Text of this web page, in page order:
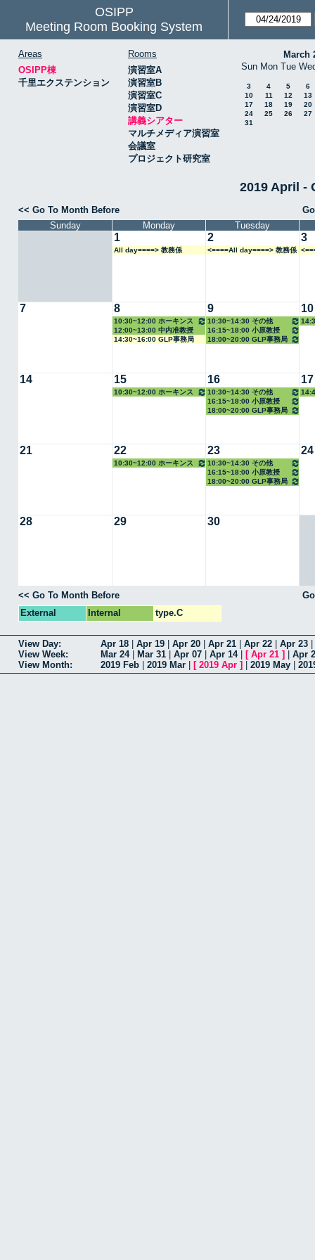
OSIPP
Meeting Room Booking System
Areas
OSIPP棟
千里エクステンション
Rooms
演習室A
演習室B
演習室C
演習室D
講義シアター
マルチメディア演習室
会議室
プロジェクト研究室
March
Sun Mon Tue
3 4 5
6
10
11 12
13
17
18 19
20
24
25 26
27
31
2019 April -
<< Go To Month Before
Sunday
Monday Tuesday
1
All day====> 教務係
2
<====All day====> 教務係
3
7 8
10:30~12:00 ホーキンス
准教授
12:00~13:00 中内准教授
14:30~16:00 GLP事務局
9
10:30~14:30 その他
16:15~18:00 小原教授
18:00~20:00 GLP事務局
10
14 15
10:30~12:00 ホーキンス
16
10:30~14:30 その他
16:15~18:00 小原教授
18:00~20:00 GLP事務局
17
21 22
10:30~12:00 ホーキンス
23
10:30~14:30 その他
16:15~18:00 小原教授
18:00~20:00 GLP事務局
24
28 29 30
<< Go To Month Before
External
Internal type.C
View Day: Apr 18 Apr 19 Apr 20 Apr 21 Apr 22 Apr 23
View Week:
Mar 24| Mar 31 Apr 07 Apr 14| [ Apr 21 ]
Apr
View Month:
2019 Feb 2019 Mar [ 2019 Apr ] 2019 May